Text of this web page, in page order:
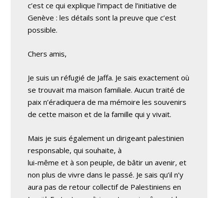
c’est ce qui explique l’impact de l’initiative de
Genève : les détails sont la preuve que c’est
possible.
Chers amis,
Je suis un réfugié de Jaffa. Je sais exactement où
se trouvait ma maison familiale. Aucun traité de
paix n’éradiquera de ma mémoire les souvenirs
de cette maison et de la famille qui y vivait.
Mais je suis également un dirigeant palestinien
responsable, qui souhaite, à
lui-même et à son peuple, de bâtir un avenir, et
non plus de vivre dans le passé. Je sais qu’il n’y
aura pas de retour collectif de Palestiniens en